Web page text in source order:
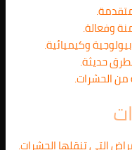
وفعالة.
وكيميائية.
حديثة.
من الحشرات.
التي تنقلها الحشرات.